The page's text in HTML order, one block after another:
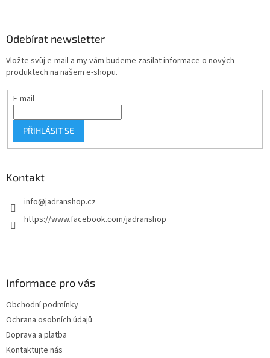
Odebírat newsletter
Vložte svůj e-mail a my vám budeme zasílat informace o nových
produktech na našem e-shopu.
E-mail
PŘIHLÁSIT SE
Kontakt
info@jadranshop.cz
https://www.facebook.com/jadranshop
Informace pro vás
Obchodní podmínky
Ochrana osobních údajů
Doprava a platba
Kontaktujte nás